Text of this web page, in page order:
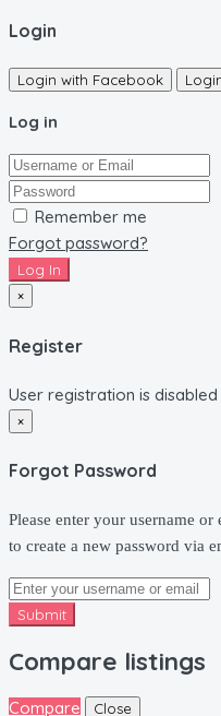
Login
Login with Facebook
Log in
Remember me
Forgot password?
Log In
×
Register
User registration is disabled
×
Forgot Password
Please enter your username
to create a new password via
Submit
Compare listings
Compare Close